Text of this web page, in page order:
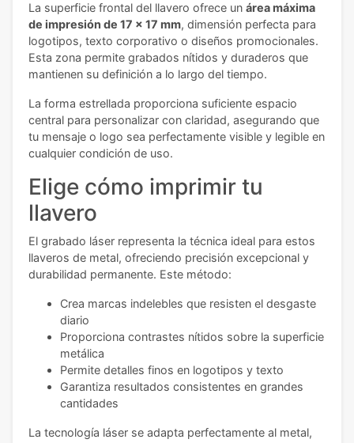
La superficie frontal del llavero ofrece un área máxima
de impresión de 17 x 17 mm, dimensión perfecta para
logotipos, texto corporativo o diseños promocionales.
Esta zona permite grabados nítidos y duraderos que
mantienen su definición a lo largo del tiempo.
La forma estrellada proporciona suficiente espacio
central para personalizar con claridad, asegurando que
tu mensaje o logo sea perfectamente visible y legible en
cualquier condición de uso.
Elige cómo imprimir tu
llavero
El grabado láser representa la técnica ideal para estos
llaveros de metal, ofreciendo precisión excepcional y
durabilidad permanente. Este método:
Crea marcas indelebles que resisten el desgaste
diario
Proporciona contrastes nítidos sobre la superficie
metálica
Permite detalles finos en logotipos y texto
Garantiza resultados consistentes en grandes
cantidades
La tecnología láser se adapta perfectamente al metal,